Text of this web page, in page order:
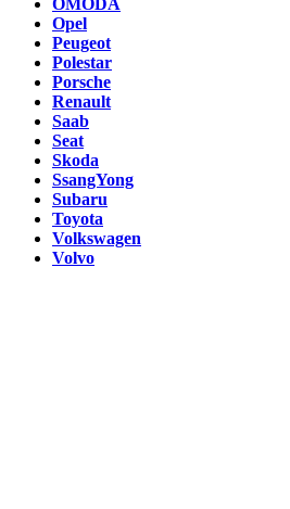
Opel
Peugeot
Polestar
Porsche
Renault
Saab
Seat
Skoda
SsangYong
Subaru
Toyota
Volkswagen
Volvo